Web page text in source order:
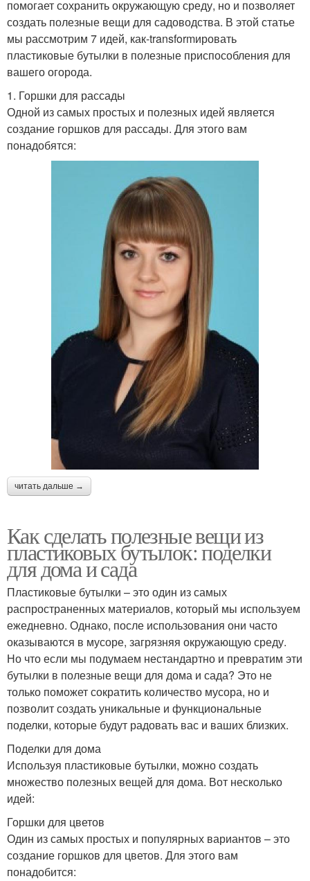
помогает сохранить окружающую среду, но и позволяет
создать полезные вещи для садоводства. В этой статье
мы рассмотрим 7 идей, как-transformировать
пластиковые бутылки в полезные приспособления для
вашего огорода.
1. Горшки для рассады
Одной из самых простых и полезных идей является
создание горшков для рассады. Для этого вам
понадобятся:
читать дальше →
Как сделать полезные вещи из
пластиковых бутылок: поделки
для дома и сада
Пластиковые бутылки – это один из самых
распространенных материалов, который мы используем
ежедневно. Однако, после использования они часто
оказываются в мусоре, загрязняя окружающую среду.
Но что если мы подумаем нестандартно и превратим эти
бутылки в полезные вещи для дома и сада? Это не
только поможет сократить количество мусора, но и
позволит создать уникальные и функциональные
поделки, которые будут радовать вас и ваших близких.
Поделки для дома
Используя пластиковые бутылки, можно создать
множество полезных вещей для дома. Вот несколько
идей:
Горшки для цветов
Один из самых простых и популярных вариантов – это
создание горшков для цветов. Для этого вам
понадобится: